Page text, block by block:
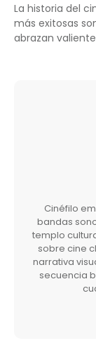
La historia del
más exitosas
abrazan
Cinéfilo
bandas
templo
sobre cine
narrativa
secuencia